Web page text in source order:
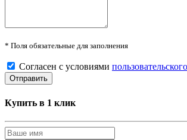
* Поля обязательные для заполнения
Согласен с условиями
Купить в 1 клик